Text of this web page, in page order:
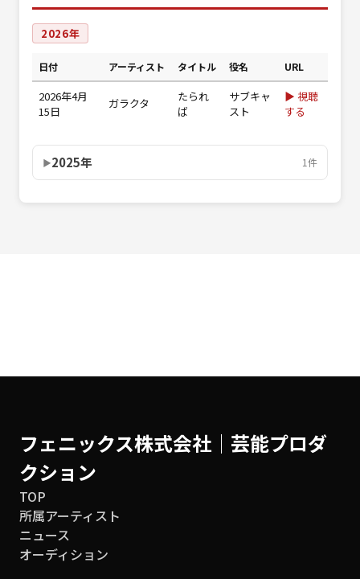
2026年
日付 アーティスト タイトル 役名 URL
2026年4月
15日
ガラクタ
たられ
ば
サブキャ
スト
▶ 視聴
する
2025年 1件
フェニックス株式会社│芸能プロダ
クション
TOP
所属アーティスト
ニュース
オーディション